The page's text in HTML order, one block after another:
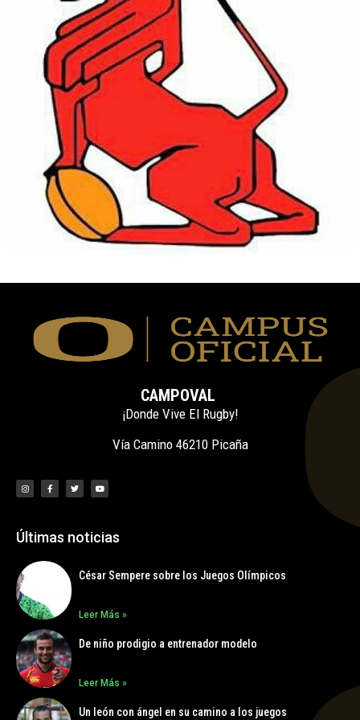
CAMPOVAL
¡Donde Vive El Rugby!
Vía Camino 46210 Picaña
Últimas noticias
César Sempere sobre los Juegos Olímpicos
Leer Más »
De niño prodigio a entrenador modelo
Leer Más »
Un león con ángel en su camino a los juegos